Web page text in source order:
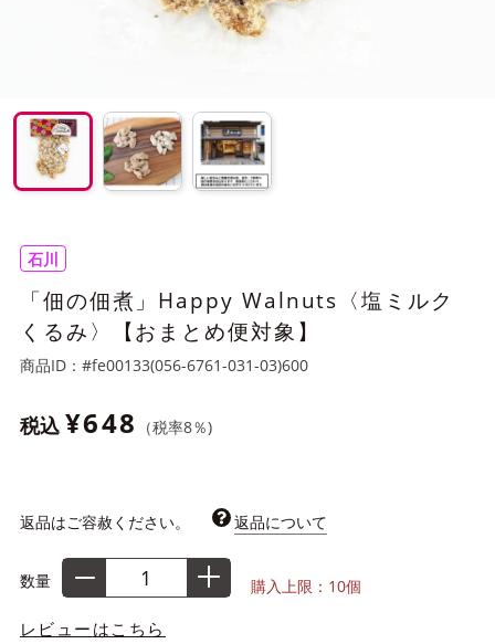
石川
「佃の佃煮」Happy Walnuts〈塩ミルク
くるみ〉【おまとめ便対象】
商品ID： #fe00133(056-6761-031-03)600
税込 ¥648 （税率8％)
返品はご容赦ください。 返品について
数量 購入上限：10個
レビューはこちら